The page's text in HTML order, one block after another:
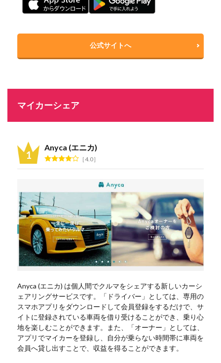
公式サイトへ
マイカーシェア
Anyca (エニカ)
4.0
Anyca (エニカ) は個人間でクルマをシェアする新しいカーシ
ェアリングサービスです。「ドライバー」としては、専用の
スマホアプリをダウンロードして会員登録をするだけで、サ
イトに登録されている車両を借り受けることができ、乗り心
地を楽しむことができます。また、「オーナー」としては、
アプリでマイカーを登録し、自分が乗らない時間帯に車両を
会員へ貸し出すことで、収益を得ることができます。